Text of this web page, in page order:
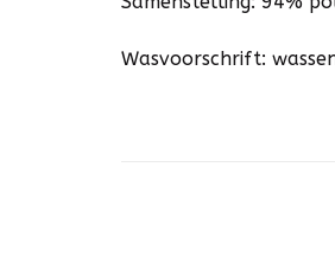
Wasvoorschrift: